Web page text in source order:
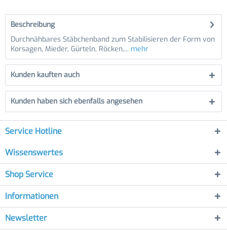
Beschreibung
Durchnähbares Stäbchenband zum Stabilisieren der Form von
Korsagen, Mieder, Gürteln, Röcken,... mehr
Kunden kauften auch
Kunden haben sich ebenfalls angesehen
Service Hotline
Wissenswertes
Shop Service
Informationen
Newsletter